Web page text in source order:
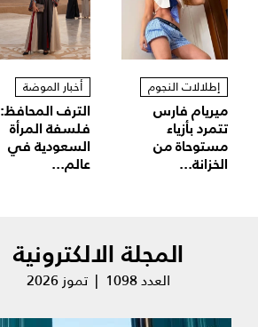
إطلالات النجوم
ميريام فارس
تتمرد بأزياء
مستوحاة من
الخزانة...
أخبار الموضة
الترف المحافظ:
فلسفة المرأة
السعودية في
عالم...
المجلة الالكترونية
العدد 1098 | تموز 2026